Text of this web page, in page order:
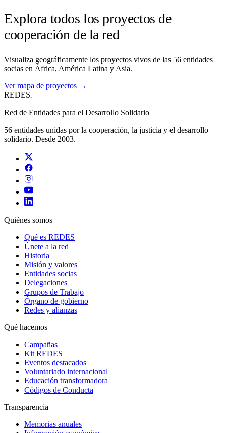
Explora todos los proyectos de
cooperación de la red
Visualiza geográficamente los proyectos vivos de las 56 entidades
socias en África, América Latina y Asia.
Ver mapa de proyectos →
REDES.
Red de Entidades para el Desarrollo Solidario
56 entidades unidas por la cooperación, la justicia y el desarrollo
solidario. Desde 2003.
Quiénes somos
Qué es REDES
Únete a la red
Historia
Misión y valores
Entidades socias
Delegaciones
Grupos de Trabajo
Órgano de gobierno
Redes y alianzas
Qué hacemos
Campañas
Kit REDES
Eventos destacados
Voluntariado internacional
Educación transformadora
Códigos de Conducta
Transparencia
Memorias anuales